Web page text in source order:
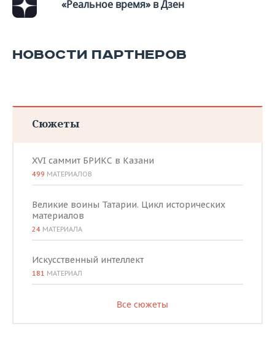
«Реальное время» в Дзен
НОВОСТИ ПАРТНЕРОВ
Сюжеты
XVI саммит БРИКС в Казани
499 МАТЕРИАЛОВ
Великие воины Татарии. Цикл исторических
материалов
24 МАТЕРИАЛА
Искусственный интеллект
181 МАТЕРИАЛ
Все сюжеты